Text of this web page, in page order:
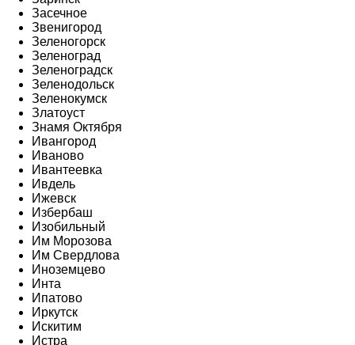
Засечное
Звенигород
Зеленогорск
Зеленоград
Зеленоградск
Зеленодольск
Зеленокумск
Златоуст
Знамя Октября
Ивангород
Иваново
Ивантеевка
Ивдель
Ижевск
Избербаш
Изобильный
Им Морозова
Им Свердлова
Иноземцево
Инта
Ипатово
Иркутск
Искитим
Истра